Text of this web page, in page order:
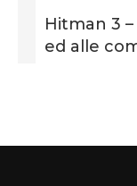
Hitman 3
ed alle